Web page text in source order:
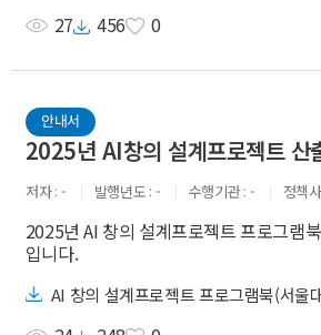
27 456 0
안내서
2025년 AI창의 설계프로젝트 산
저자 - 발행년도 - 수행기관 - 정책
2025년 AI 창의 설계프로젝트 프로그램
입니다.
AI 창의 설계프로젝트 프로그램북(서울